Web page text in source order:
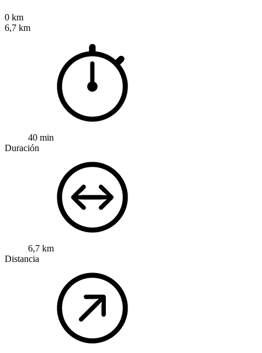
0 km
6,7 km
40 min
Duración
6,7 km
Distancia